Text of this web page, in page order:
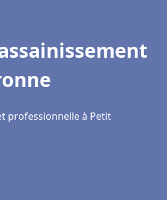
professionnelle à Petit